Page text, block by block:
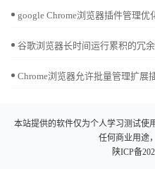
本站提供的软件仅为个人学习测试使
任何商业用途
陕ICP备